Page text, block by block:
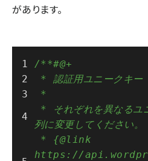
があります。
/**#@+
* 認証用ユニークキー
*
列に変更してください。
https://